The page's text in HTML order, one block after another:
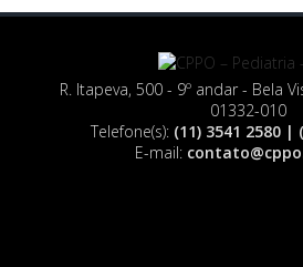
R. Itapeva, 500 - 9º andar - Bela
01332-010
Telefone(s): (11) 3541 2580 |
E-mail: